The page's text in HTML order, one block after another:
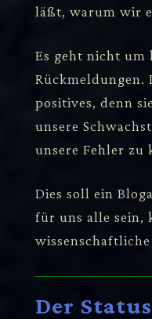
läßt, warum wir
Es geht nicht um
Rückmeldungen.
positives, denn
unsere
unsere Fehler zu
Dies soll ein
für uns alle sein,
Der